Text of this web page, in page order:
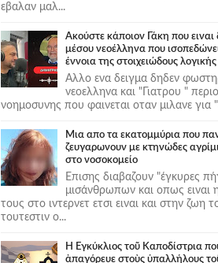
εβαλαν μαλ...
Ακούστε κάποιον Γάκη που ειναι
μέσου νεοέλληνα που
έννοια της στοιχειώδους λογικής
Αλλο ενα δειγμα δηδεν
νεοελληνα και "Γιατρου "
νοημοσυνης που φαινεται οταν μιλανε για
Μια απο τα εκατομμύρια που
ζευγαρωνουν με κτηνώδες
στο νοσοκομείο
Επισης διαβαζουν "έγκυρες
μισάνθρωπων και οπως ειναι
τους στο ιντερνετ ετσι ειναι και στην ζωη
τουτεστιν ο...
Ἡ Ἐγκύκλιος τοῦ Καποδίστρια
ἀπαγόρευε στοὺς ὑπαλλήλους